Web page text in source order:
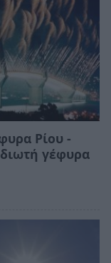
Ρίου -
γέφυρα